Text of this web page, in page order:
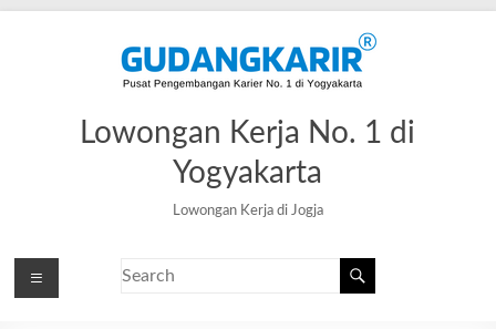
Lowongan Kerja No. 1 di
Yogyakarta
Lowongan Kerja di Jogja